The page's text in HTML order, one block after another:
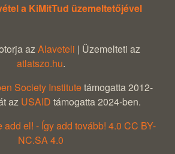
a KiMitTud üzemeltetőjével
azAlaveteli | Üzemelteti az
atlatszo.hu.
Society Institutetámogatta 2012-
az USAID támogatta 2024-ben.
add el! - Így add tovább! 4.0 CC BY-
NC.SA 4.0